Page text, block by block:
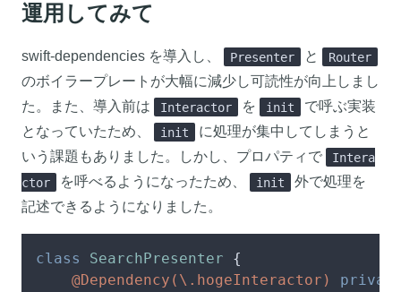
運用してみて
swift-dependencies を導入し、 Presenter と Router
のボイラープレートが大幅に減少し可読性が向上しまし
た。また、導入前は
Interactor を init
で呼ぶ実装
となっていたため、
init
に処理が集中してしまうと
いう課題もありました。しかし、プロパティで
Intera
ctor
を呼べるようになったため、 init
外で処理を
記述できるようになりました。
class SearchPresenter {
@Dependency(\.hogeInteractor)